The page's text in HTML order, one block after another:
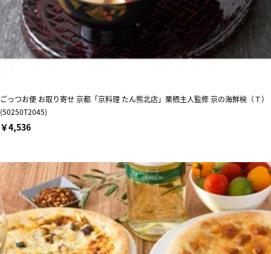
ごっつお便 お取り寄せ 京都「京料理 たん熊北店」栗栖主人監修 京の海鮮椀（Ｔ）
(50250T2045)
￥4,536